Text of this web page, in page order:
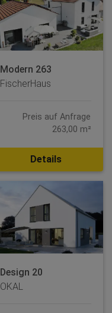
Modern 263
FischerHaus
Preis auf Anfrage
263,00 m²
Details
Design 20
OKAL